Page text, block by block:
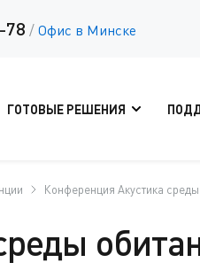
78 / Офис в Минске
ГОТОВЫЕ РЕШЕНИЯ
Конференция Акустика